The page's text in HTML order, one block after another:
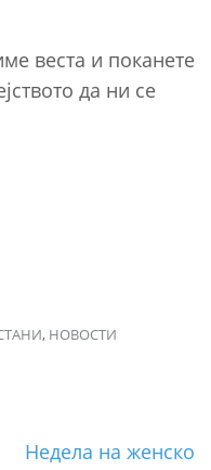
веста и поканете
да ни се
, НОВОСТИ
Недела на женско